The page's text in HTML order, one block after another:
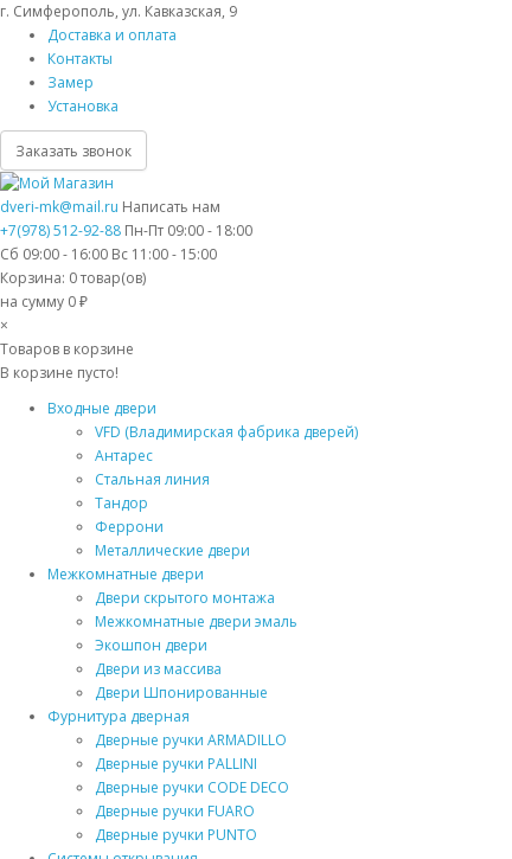
г. Симферополь, ул. Кавказская, 9
Доставка и оплата
Контакты
Замер
Установка
Заказать звонок
dveri-mk@mail.ru Написать нам
+7(978) 512-92-88 Пн-Пт 09:00 - 18:00
Сб 09:00 - 16:00 Вс 11:00 - 15:00
Корзина: 0товар(ов)
на сумму 0 ₽
×
Товаров в корзине
В корзине пусто!
Входные двери
VFD (Владимирская фабрика дверей)
Антарес
Стальная линия
Тандор
Феррони
Металлические двери
Межкомнатные двери
Двери скрытого монтажа
Межкомнатные двери эмаль
Экошпон двери
Двери из массива
Двери Шпонированные
Фурнитура дверная
Дверные ручки ARMADILLO
Дверные ручки PALLINI
Дверные ручки CODE DECO
Дверные ручки FUARO
Дверные ручки PUNTO